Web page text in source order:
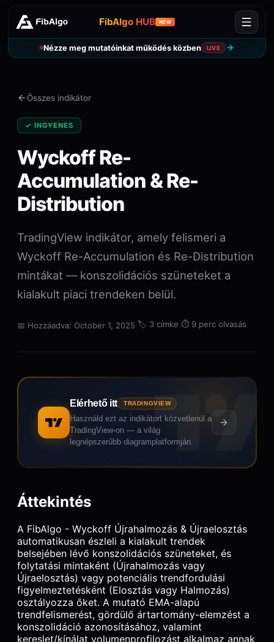
FibAlgo HUB NEW
Nézze meg mutatóinkat működés közben LIVE
Összes indikátor
✓ INGYENES
Wyckoff Re-
Accumulation & Re-
Distribution
TradingView indikátor, amely felismeri a
Wyckoff Re-Accumulation és Re-Distribution
mintákat — konszolidációs szüneteket a
kialakult piaci trendeken belül.
📅 Hozzáadva: October 1, 2025·🏷️ 3 címke·⏱️ 9 perc olvasás
Elérhető itt TRADINGVIEW
Használd ezt az indikátort közvetlenül a
TradingView-on — a világ
legnépszerűbb diagramplatformján.
Áttekintés
A FibAlgo - Wyckoff Újrahalmozás & Újraelosztás
automatikusan észleli a kialakult trendek
belsejében lévő konszolidációs szüneteket, és
folytatási mintaként (Újrahalmozás vagy
Újraelosztás) vagy potenciális trendfordulási
figyelmeztetésként (Elosztás vagy Halmozás)
osztályozza őket. A mutató EMA-alapú
trendfelismerést, gördülő ártartomány-elemzést a
konszolidáció azonosításához, valamint
kereslet/kínálat volumenprofilozást alkalmaz annak